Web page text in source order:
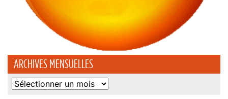
ARCHIVES MENSUELLES
Archives